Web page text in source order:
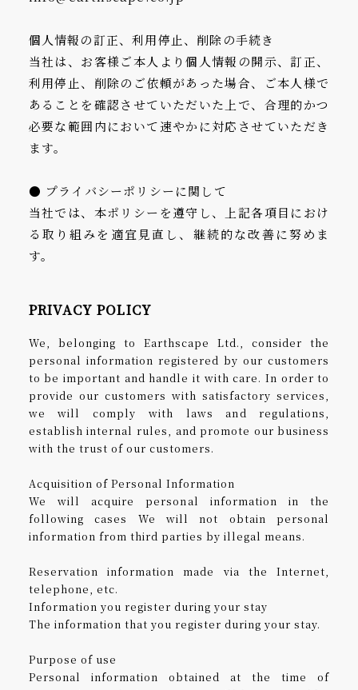
PERMA IKUSA
IROA LUTEN
HASO
TOP CONCEPT
CONTACT PRIVACY POLICY
個人情報の訂正、利用停止、削除の手続き
当社は、お客様ご本人より個人情報の開示、訂正、
利用停止、削除のご依頼があった場合、ご本人様で
あることを確認させていただいた上で、合理的かつ
必要な範囲内において速やかに対応させていただき
ます。
● プライバシーポリシーに関して
当社では、本ポリシーを遵守し、上記各項目におけ
る取り組みを適宜見直し、継続的な改善に努めま
す。
PRIVACY POLICY
We, belonging to Earthscape Ltd., consider the
personal information registered by our customers
to be important and handle it with care. In order to
provide our customers with satisfactory services,
we will comply with laws and regulations,
establish internal rules, and promote our business
with the trust of our customers.
Acquisition of Personal Information
We will acquire personal information in the
following cases We will not obtain personal
information from third parties by illegal means.
Reservation information made via the Internet,
telephone, etc.
Information you register during your stay
The information that you register during your stay.
Purpose of use
Personal information obtained at the time of